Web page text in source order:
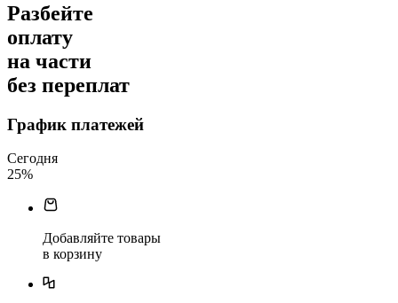
Разбейте
оплату
на части
без переплат
График платежей
Сегодня
25%
Добавляйте товары
в корзину